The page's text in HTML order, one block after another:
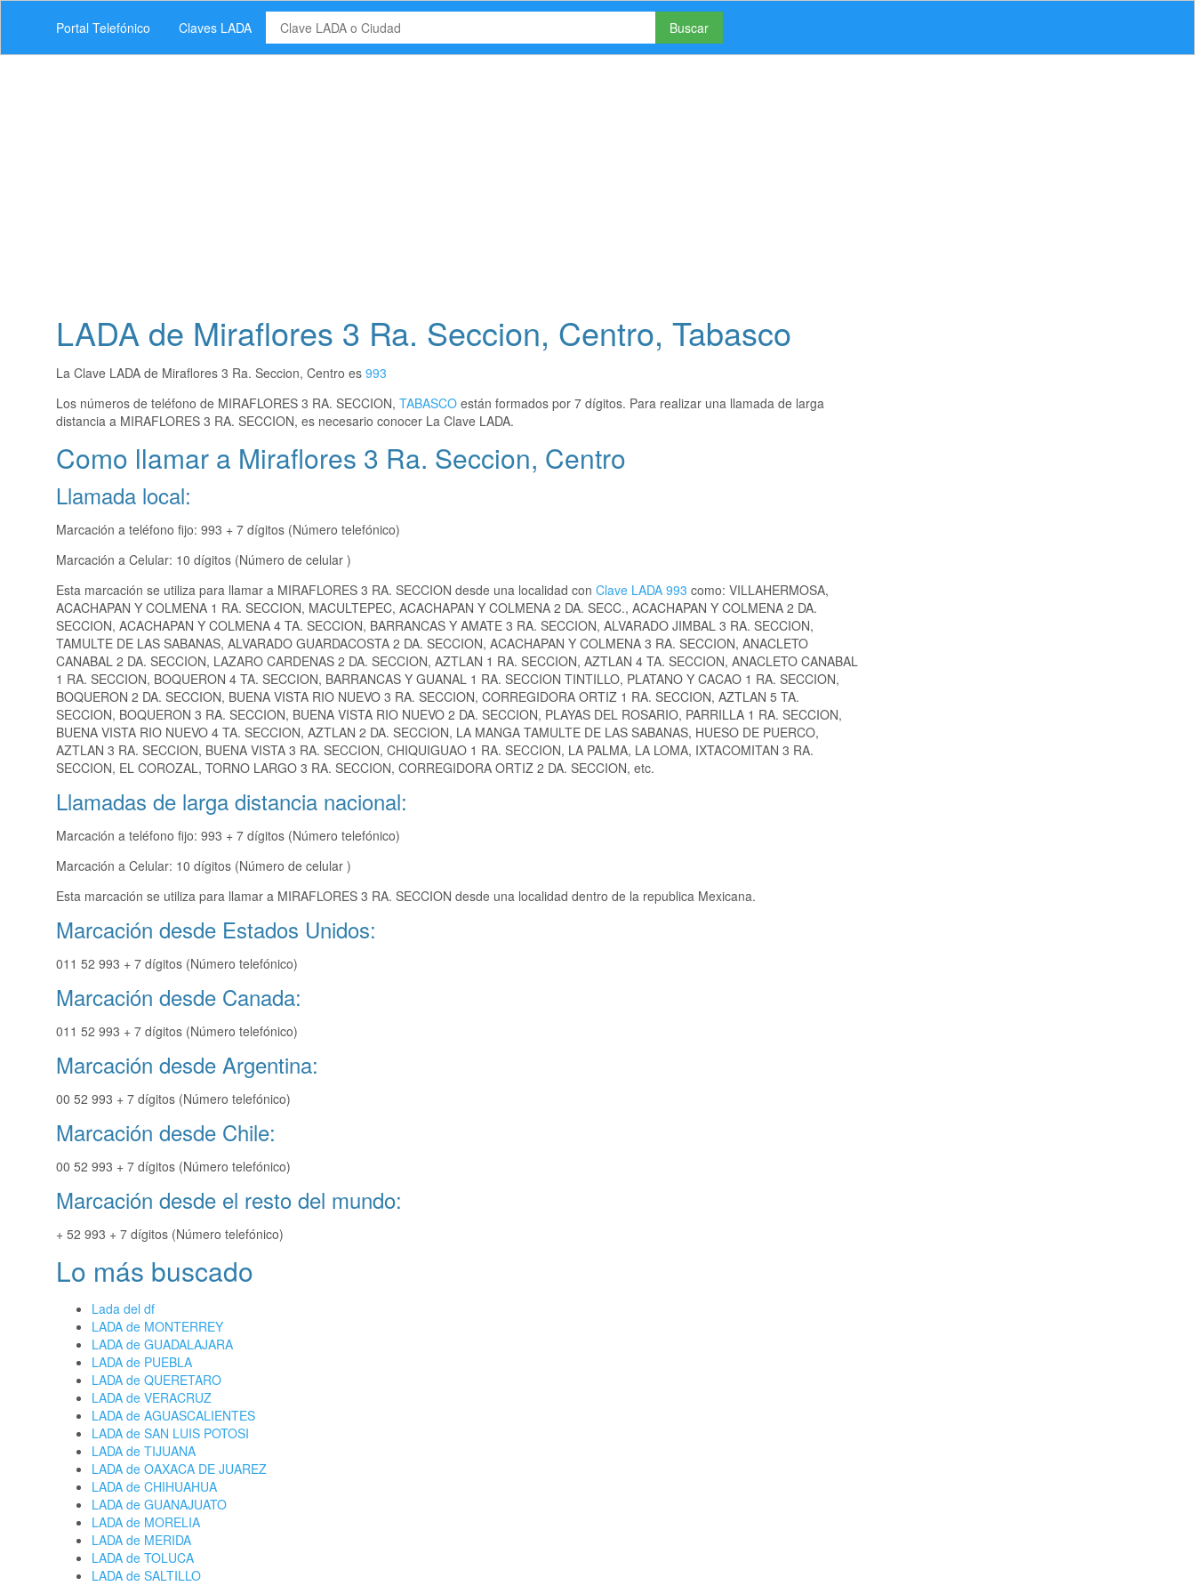
Portal Telefónico Claves LADA Buscar
LADA de Miraflores 3 Ra. Seccion, Centro, Tabasco
La Clave LADA de Miraflores 3 Ra. Seccion, Centro es 993
Los números de teléfono de MIRAFLORES 3 RA. SECCION, TABASCO están formados por 7 dígitos. Para realizar una llamada de larga
distancia a MIRAFLORES 3 RA. SECCION, es necesario conocer La Clave LADA.
Como llamar a Miraflores 3 Ra. Seccion, Centro
Llamada local:
Marcación a teléfono fijo: 993 + 7 dígitos (Número telefónico)
Marcación a Celular: 10 dígitos (Número de celular )
Esta marcación se utiliza para llamar a MIRAFLORES 3 RA. SECCION desde una localidad con Clave LADA 993 como: VILLAHERMOSA,
ACACHAPAN Y COLMENA 1 RA. SECCION, MACULTEPEC, ACACHAPAN Y COLMENA 2 DA. SECC., ACACHAPAN Y COLMENA 2 DA.
SECCION, ACACHAPAN Y COLMENA 4 TA. SECCION, BARRANCAS Y AMATE 3 RA. SECCION, ALVARADO JIMBAL 3 RA. SECCION,
TAMULTE DE LAS SABANAS, ALVARADO GUARDACOSTA 2 DA. SECCION, ACACHAPAN Y COLMENA 3 RA. SECCION, ANACLETO
CANABAL 2 DA. SECCION, LAZARO CARDENAS 2 DA. SECCION, AZTLAN 1 RA. SECCION, AZTLAN 4 TA. SECCION, ANACLETO CANABAL
1 RA. SECCION, BOQUERON 4 TA. SECCION, BARRANCAS Y GUANAL 1 RA. SECCION TINTILLO, PLATANO Y CACAO 1 RA. SECCION,
BOQUERON 2 DA. SECCION, BUENA VISTA RIO NUEVO 3 RA. SECCION, CORREGIDORA ORTIZ 1 RA. SECCION, AZTLAN 5 TA.
SECCION, BOQUERON 3 RA. SECCION, BUENA VISTA RIO NUEVO 2 DA. SECCION, PLAYAS DEL ROSARIO, PARRILLA 1 RA. SECCION,
BUENA VISTA RIO NUEVO 4 TA. SECCION, AZTLAN 2 DA. SECCION, LA MANGA TAMULTE DE LAS SABANAS, HUESO DE PUERCO,
AZTLAN 3 RA. SECCION, BUENA VISTA 3 RA. SECCION, CHIQUIGUAO 1 RA. SECCION, LA PALMA, LA LOMA, IXTACOMITAN 3 RA.
SECCION, EL COROZAL, TORNO LARGO 3 RA. SECCION, CORREGIDORA ORTIZ 2 DA. SECCION, etc.
Llamadas de larga distancia nacional:
Marcación a teléfono fijo: 993 + 7 dígitos (Número telefónico)
Marcación a Celular: 10 dígitos (Número de celular )
Esta marcación se utiliza para llamar a MIRAFLORES 3 RA. SECCION desde una localidad dentro de la republica Mexicana.
Marcación desde Estados Unidos:
011 52 993 + 7 dígitos (Número telefónico)
Marcación desde Canada:
011 52 993 + 7 dígitos (Número telefónico)
Marcación desde Argentina:
00 52 993 + 7 dígitos (Número telefónico)
Marcación desde Chile:
00 52 993 + 7 dígitos (Número telefónico)
Marcación desde el resto del mundo:
+ 52 993 + 7 dígitos (Número telefónico)
Lo más buscado
Lada del df
LADA de MONTERREY
LADA de GUADALAJARA
LADA de PUEBLA
LADA de QUERETARO
LADA de VERACRUZ
LADA de AGUASCALIENTES
LADA de SAN LUIS POTOSI
LADA de TIJUANA
LADA de OAXACA DE JUAREZ
LADA de CHIHUAHUA
LADA de GUANAJUATO
LADA de MORELIA
LADA de MERIDA
LADA de TOLUCA
LADA de SALTILLO